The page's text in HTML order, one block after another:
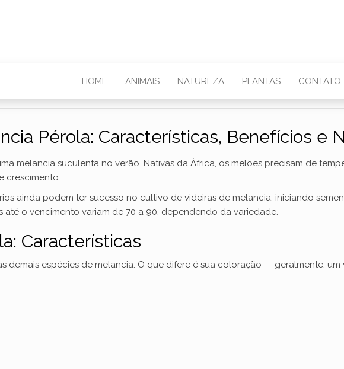
HOME ANIMAIS NATUREZA PLANTAS CONTATO
Pérola: Características, Benefícios e
melancia suculenta no verão. Nativas da África, os melões precisam de
crescimento.
ainda podem ter sucesso no cultivo de videiras de melancia, iniciando
até o vencimento variam de 70 a 90, dependendo da variedade.
Características
demais espécies de melancia. O que difere é sua coloração — geralmente,